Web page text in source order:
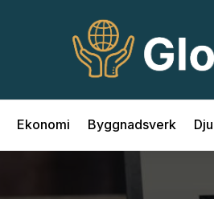
Ekonomi Byggnadsverk